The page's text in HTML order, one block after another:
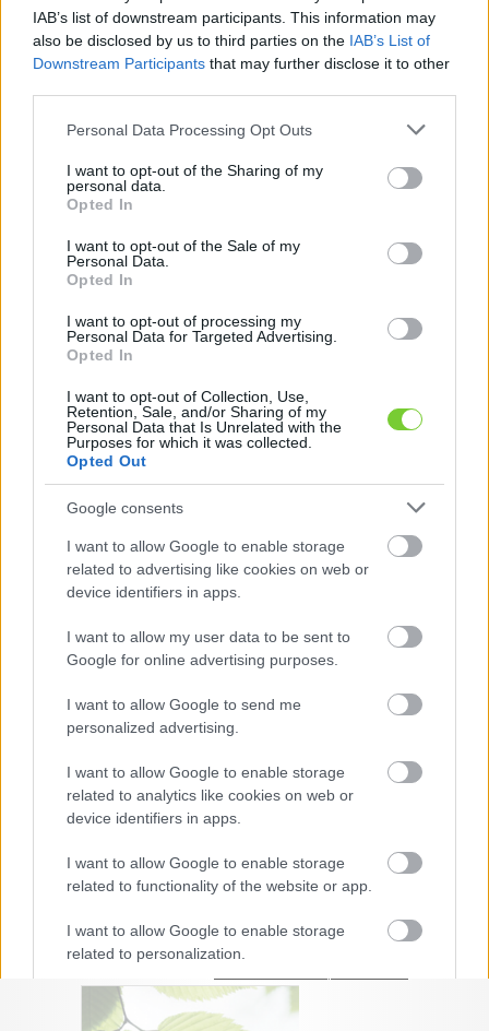
IAB’s list of downstream participants. This information may
also be disclosed by us to third parties on the IAB’s List of
Downstream Participants that may further disclose it to other
Please note that this website/app uses one or more Google
not limited to your visit or usage behaviour. You may click to
grant or deny consent to Google and its third-party tags to
use your data for below specified purposes in below Google
consent section.
Personal Data Processing Opt Outs
I want to opt-out of the Sharing of my
personal data.
Opted In
I want to opt-out of the Sale of my
Personal Data.
Opted In
I want to opt-out of processing my
Personal Data for Targeted Advertising.
Opted In
I want to opt-out of Collection, Use,
Retention, Sale, and/or Sharing of my
Personal Data that Is Unrelated with the
Purposes for which it was collected.
Opted Out
Google consents
I want to allow Google to enable storage
related to advertising like cookies on web or
device identifiers in apps.
I want to allow my user data to be sent to
Google for online advertising purposes.
I want to allow Google to send me
personalized advertising.
I want to allow Google to enable storage
related to analytics like cookies on web or
device identifiers in apps.
I want to allow Google to enable storage
related to functionality of the website or app.
I want to allow Google to enable storage
related to personalization.
I want to allow Google to enable storage
related to security, including authentication
Felhasználónév
Jelszó
Elfelejtette jelszavát?
Bejelentkezés
faiskola.hu
Kertészeti, kerti termékek és szolgáltatások térképes
KERTÉSZ ÉS KERTÉSZET REGISZTRÁCIÓ
Gyümölcsfaiskola
5
3
17
2
2
4
2
2
5
3
17
2
2
2
Szaknévsori tagok száma ebben a kategóriában: 69